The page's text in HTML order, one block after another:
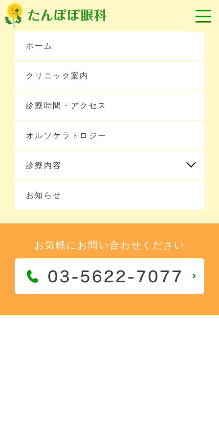
ホーム
クリニック案内
診療時間・アクセス
オルソケラトロジー
診療内容
お知らせ
お気軽にお問い合わせください